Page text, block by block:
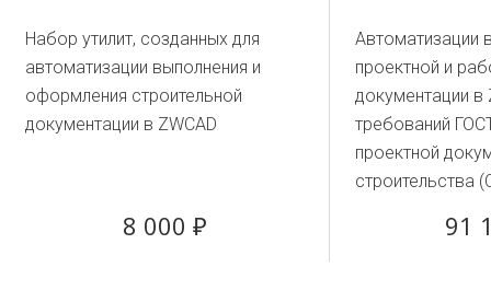
Набор утилит, созданных для
автоматизации выполнения и
оформления строительной
документации в ZWCAD
8 000 ₽
Автоматизации
проектной и
документации в
требований
проектной
строительства
91